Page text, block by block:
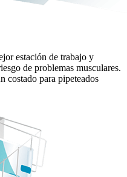
estación de trabajo y
de problemas musculares.
costado para pipeteados